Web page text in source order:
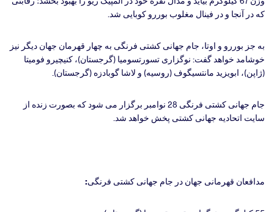
که در آنجا و در فینال مغلوب بوررو کوبایی شد.
به جز بوررو و اوتا، جام جهانی کشتی فرنگی به چهار قهرمان جهان دیگر نیز
خوشامد خواهد گفت: نوگزاری تسورتسومیا (گرجستان)، کنیچیرو فومیتا
(ژاپن)، ابویزید مانتسیگوف (روسیه) و لاشا گوبادزه (گرجستان).
جام جهانی کشتی فرنگی 28 نوامبر برگزار می شود که بصورت زنده از
سایت اتحادیه جهانی کشتی پخش خواهد شد.
مدافعان قهرمانی جهان در جام جهانی کشتی فرنگی: